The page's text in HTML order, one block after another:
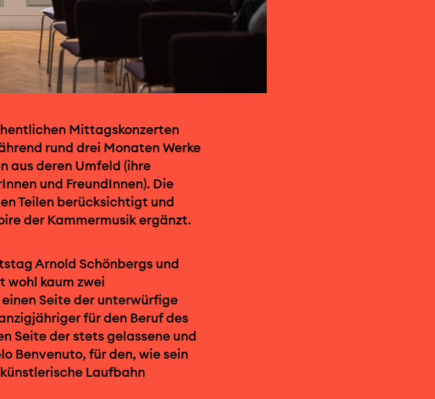
Mittagskonzerten
rund drei Monaten Werke
aus deren Umfeld (ihre
und FreundInnen). Die
Teilen berücksichtigt und
der Kammermusik ergänzt.
Arnold Schönbergs und
wohl kaum zwei
Seite der unterwürfige
für den Beruf des
Seite der stets gelassene und
Benvenuto, für den, wie sein
Laufbahn